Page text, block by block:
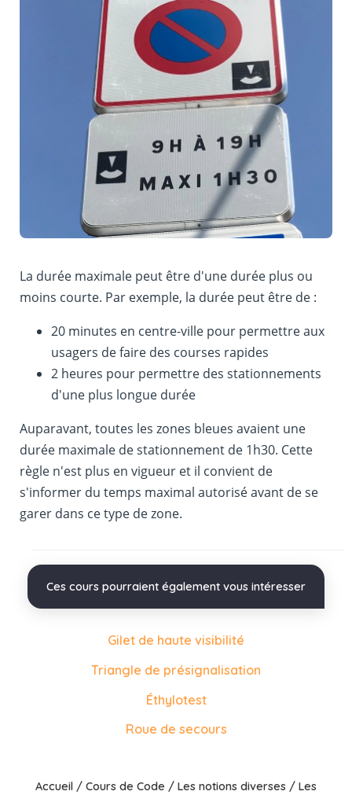
La durée maximale peut être d'une durée plus ou
moins courte. Par exemple, la durée peut être de :
20 minutes en centre-ville pour permettre aux
usagers de faire des courses rapides
2 heures pour permettre des stationnements
d'une plus longue durée
Auparavant, toutes les zones bleues avaient une
durée maximale de stationnement de 1h30. Cette
règle n'est plus en vigueur et il convient de
s'informer du temps maximal autorisé avant de se
garer dans ce type de zone.
Ces cours pourraient également vous intéresser
Gilet de haute visibilité
Triangle de présignalisation
Éthylotest
Roue de secours
Accueil / Cours de Code / Les notions diverses / Les